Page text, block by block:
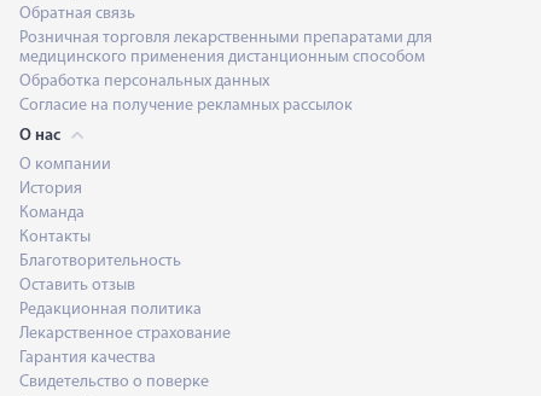
Обратная связь
Розничная торговля лекарственными препаратами для
медицинского применения дистанционным способом
Обработка персональных данных
Согласие на получение рекламных рассылок
О нас
О компании
История
Команда
Контакты
Благотворительность
Оставить отзыв
Редакционная политика
Лекарственное страхование
Гарантия качества
Свидетельство о поверке